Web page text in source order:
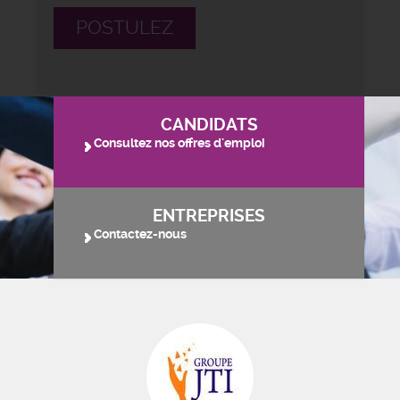
POSTULEZ
CANDIDATS
Consultez nos offres d'emploi
ENTREPRISES
Contactez-nous